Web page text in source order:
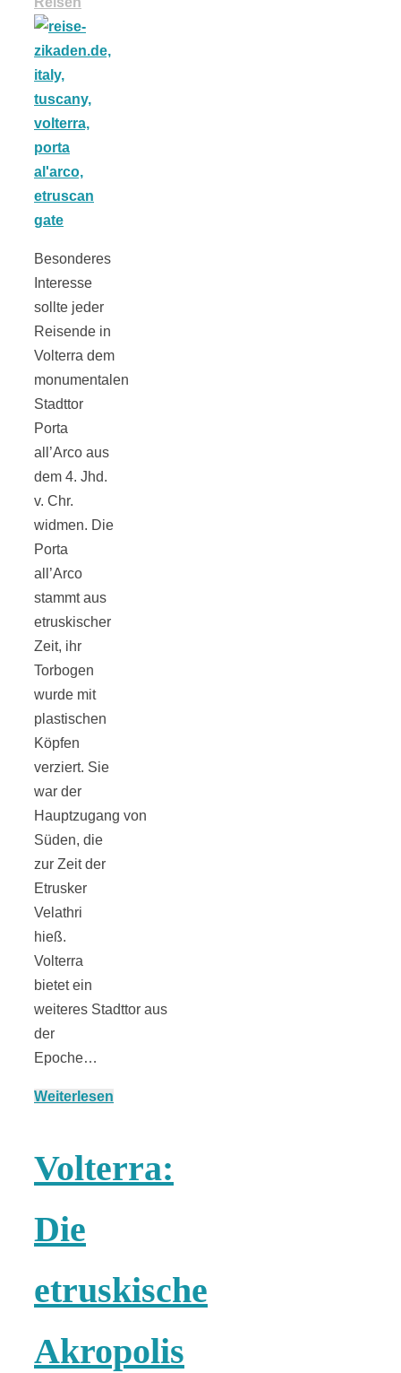
Besonderes
Interesse
sollte jeder
Reisende in
Volterra dem
monumentalen
Stadttor
Porta
all’Arco aus
dem 4. Jhd.
v. Chr.
widmen. Die
Porta
all’Arco
stammt aus
etruskischer
Zeit, ihr
Torbogen
wurde mit
plastischen
Köpfen
verziert. Sie
war der
Hauptzugang von
Süden, die
zur Zeit der
Etrusker
Velathri
hieß.
Volterra
bietet ein
weiteres Stadttor aus
der
Epoche…
Weiterlesen
Volterra:
Die
etruskische
Akropolis